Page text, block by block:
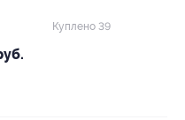
Куплено 39